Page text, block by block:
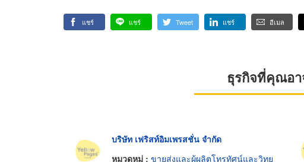
แชร์ แชร์ Tweet แชร์ อีเมล
ธุรกิจที่คุณอา
บริษัท เฟริสท์อิมเพรสชั่น จำกัด
หมวดหมู่ : ขายส่งและผู้ผลิตโทรทัศน์และวิทยุ